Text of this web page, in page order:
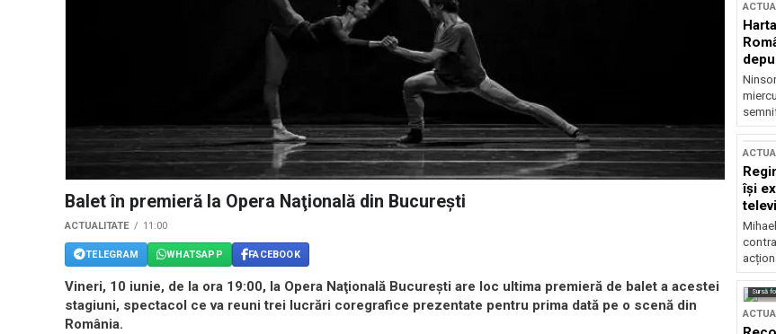
Balet în premieră la Opera Naţională din Bucureşti
ACTUALITATE 11:00
TELEGRAM WHATSAPP FACEBOOK
Vineri, 10 iunie, de la ora 19:00, la Opera Naţională Bucureşti are loc ultima premieră de balet a acestei
stagiuni, spectacol ce va reuni trei lucrări coregrafice prezentate pentru prima dată pe o scenă din
România.
își
Sursă